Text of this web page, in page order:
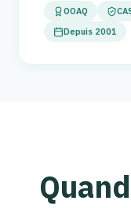
OOAQ
Depuis 2001